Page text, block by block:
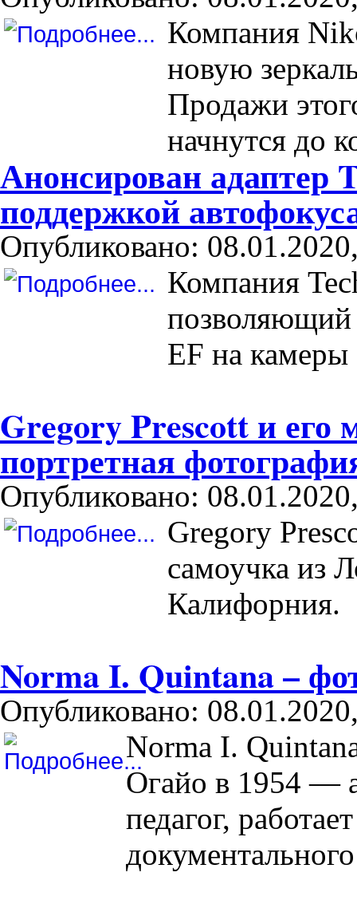
Компания
новую
Продажи
начнутся до
Анонсирован адаптер
поддержкой
Опубликовано:
Компания
позволяющий
EF на
Gregory Prescott и его
портретная
Опубликовано:
Gregory
самоучка из
Калифорния.
Norma I. Quintana –
Опубликовано:
Norma I.
Огайо в 1954 —
педагог,